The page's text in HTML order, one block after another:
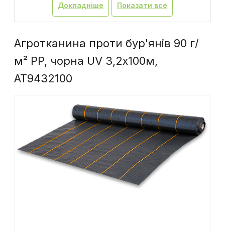
Докладніше Показати все
Агротканина проти бур'янів 90 г/
м² PP, чорна UV 3,2х100м,
AT9432100